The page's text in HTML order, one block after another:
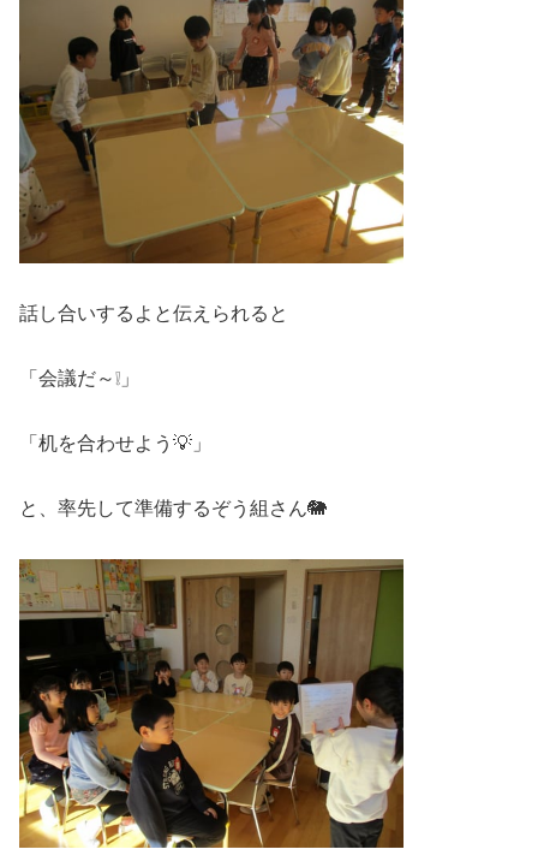
話し合いするよと伝えられると
「会議だ～❕」
「机を合わせよう💡」
と、率先して準備するぞう組さん🐘